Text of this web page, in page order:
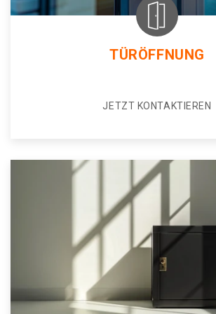
TÜRÖFFNUNG
JETZT KONTAKTIEREN